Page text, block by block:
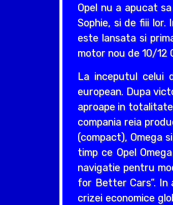
Opel nu a apucat
Sophie, si de fiii
este lansata si
motor nou de 10/12
La inceputul celui
european. Dupa
aproape in
compania reia
(compact), Omega
timp ce Opel
navigatie pentru
for Better Cars”. In
crizei economice